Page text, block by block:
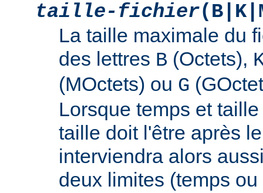
taille-fichier
La taille maximale du
des lettres B (Octets),
(MOctets) ou G
Lorsque temps et
taille doit l'être après
interviendra alors
deux limites (temps